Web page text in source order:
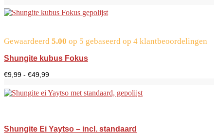
Gewaardeerd 5.00 op 5 gebaseerd op 4 klantbeoordelingen
Shungite kubus Fokus
€9,99 - €49,99Prijsklasse:
tot
€49,99
Shungite Ei Yaytso – incl. standaard